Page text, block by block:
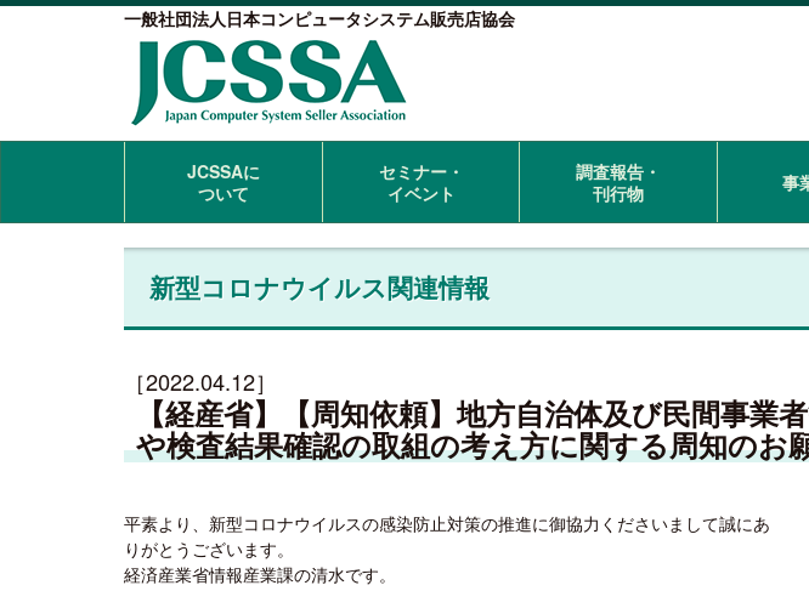
一般社団法人日本コンピュータシステム販売店協会
JCSSAに
ついて
セミナー・
イベント
調査報告・
刊行物
事
新型コロナウイルス関連情報
［2022.04.12］
【経産省】【周知依頼】地方自治体及び民間事業
や検査結果確認の取組の考え方に関する周知のお
平素より、新型コロナウイルスの感染防止対策の推進に御協力くださいまして誠にあ
りがとうございます。
経済産業省情報産業課の清水です。